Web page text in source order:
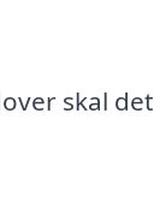
skal det